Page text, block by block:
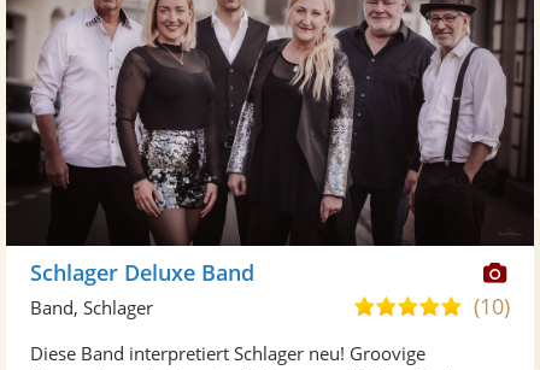
Schlager Deluxe Band
5,0(10)
Band, Schlager
Diese Band interpretiert Schlager neu! Groovige